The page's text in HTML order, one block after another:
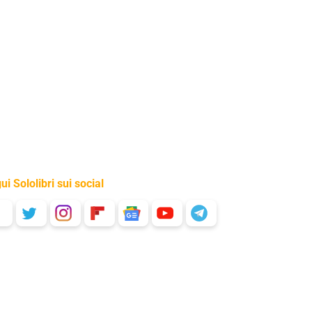
Sololibri sui social